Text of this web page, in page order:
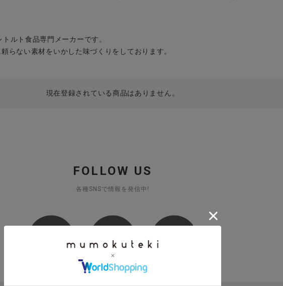
ルト食品専門メーカーです。
らない素材をいかした味づくりをしております。
現在登録されている商品はありません。
FOLLOW US
各種SNSで情報を発信中!